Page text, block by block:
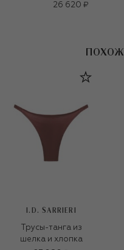
26 620 ₽
I.D. SARRIERI
Трусы-танга из
шелка и хлопка